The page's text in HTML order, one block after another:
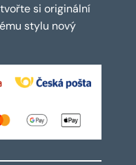
si originální
stylu nový